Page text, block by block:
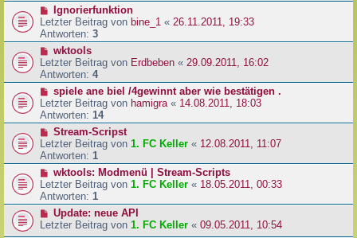
Ignorierfunktion
Letzter Beitrag von bine_1 « 26.11.2011, 19:33
Antworten: 3
wktools
Letzter Beitrag von Erdbeben « 29.09.2011, 16:02
Antworten: 4
spiele ane biel /4gewinnt aber wie bestätigen .
Letzter Beitrag von hamigra « 14.08.2011, 18:03
Antworten: 14
Stream-Scripst
Letzter Beitrag von 1. FC Keller « 12.08.2011, 11:07
Antworten: 1
wktools: Modmenü | Stream-Scripts
Letzter Beitrag von 1. FC Keller « 18.05.2011, 00:33
Antworten: 1
Update: neue API
Letzter Beitrag von 1. FC Keller « 09.05.2011, 10:54